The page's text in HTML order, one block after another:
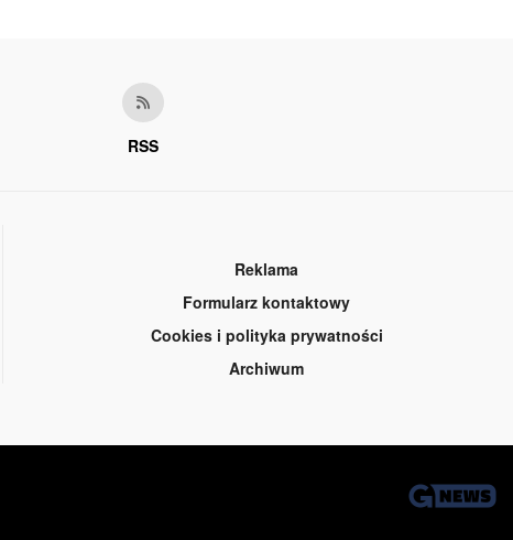
RSS
Reklama
Formularz kontaktowy
Cookies i polityka prywatności
Archiwum